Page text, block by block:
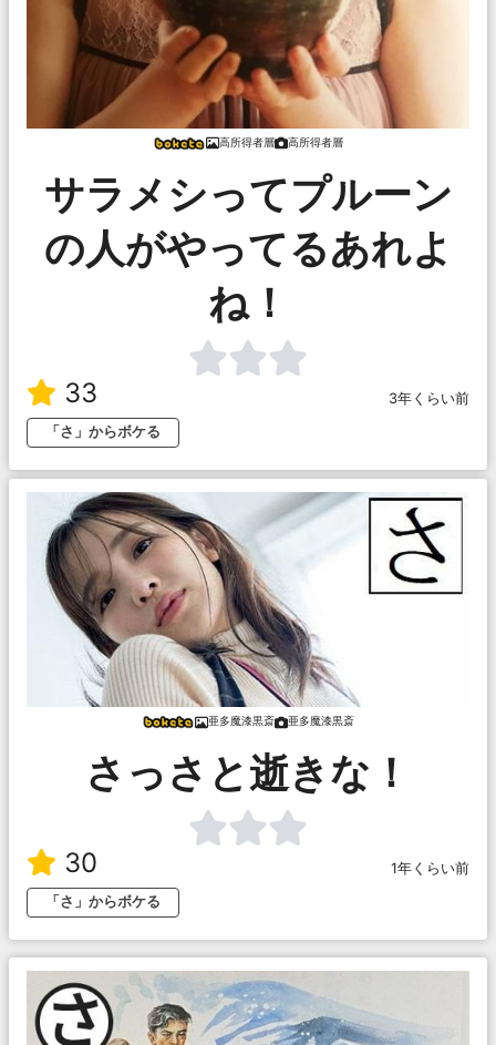
高所得者層 高所得者層
サラメシってプルーン
の人がやってるあれよ
ね！
33
3年くらい前
「さ」からボケる
亜多魔漆黒斎 亜多魔漆黒斎
さっさと逝きな！
30
1年くらい前
「さ」からボケる